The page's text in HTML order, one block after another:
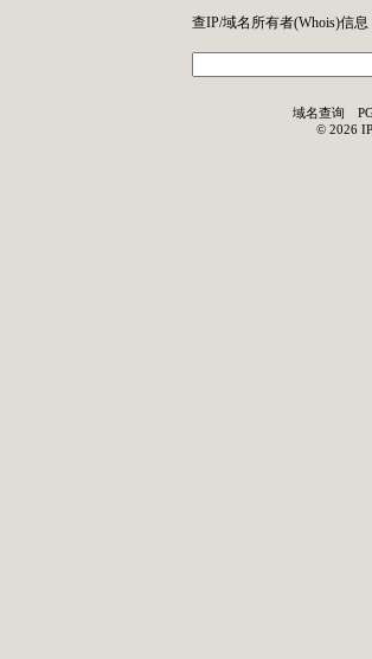
查IP/域名所有者(Whois)信息
域名查询
© 2026